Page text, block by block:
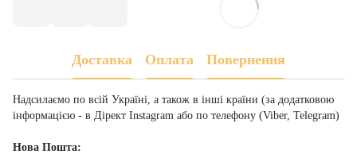
Доставка Оплата Повернення
Надсилаємо по всій Україні, а також в інші країни (за додатковою
інформацією - в Дірект Instagram або по телефону (Viber, Telegram)
Нова Пошта: